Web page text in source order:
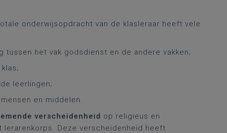
onderwijsopdracht van de klasleraar heeft vele
het vak godsdienst en de andere vakken;
leerlingen;
en middelen.
verscheidenheid op religieus en
Deze verscheidenheid heeft